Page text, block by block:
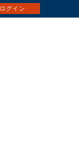
ログイン